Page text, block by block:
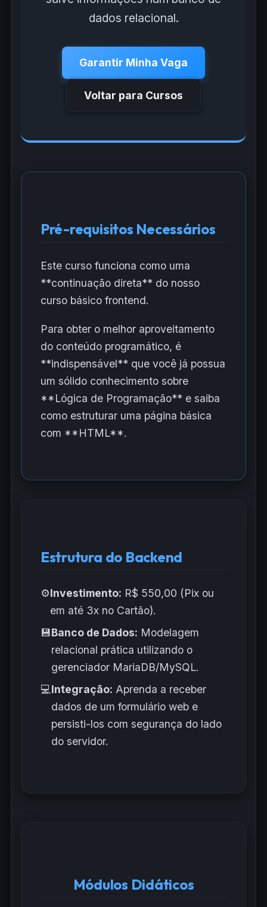
dados relacional.
Garantir Minha Vaga
Voltar para Cursos
Pré-requisitos Necessários
Este curso funciona como uma
**continuação direta** do nosso
curso básico frontend.
Para obter o melhor aproveitamento
do conteúdo programático, é
**indispensável** que você já possua
um sólido conhecimento sobre
**Lógica de Programação** e saiba
como estruturar uma página básica
com **HTML**.
Estrutura do Backend
⚙️Investimento: R$ 550,00 (Pix ou
em até 3x no Cartão).
💾Banco de Dados: Modelagem
relacional prática utilizando o
gerenciador MariaDB/MySQL.
💻Integração: Aprenda a receber
dados de um formulário web e
persisti-los com segurança do lado
do servidor.
Módulos Didáticos